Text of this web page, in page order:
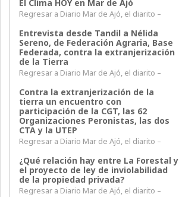
El Clima HOY en Mar de Ajó
Regresar a Diario Mar de Ajó, el diarito –
Entrevista desde Tandil a Nélida
Sereno, de Federación Agraria, Base
Federada, contra la extranjerización
de la Tierra
Regresar a Diario Mar de Ajó, el diarito –
Contra la extranjerización de la
tierra un encuentro con
participación de la CGT, las 62
Organizaciones Peronistas, las dos
CTA y la UTEP
Regresar a Diario Mar de Ajó, el diarito –
¿Qué relación hay entre La Forestal y
el proyecto de ley de inviolabilidad
de la propiedad privada?
Regresar a Diario Mar de Ajó, el diarito –